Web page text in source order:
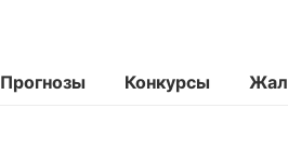
Прогнозы Конкурсы